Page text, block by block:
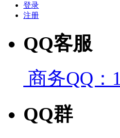
登录
注册
QQ客服
商务QQ：
QQ群